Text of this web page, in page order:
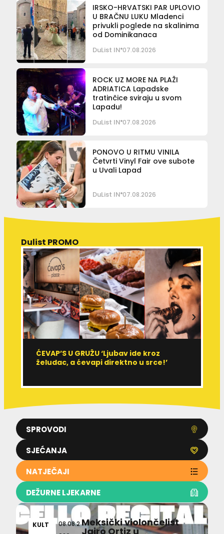
IRSKO-HRVATSKI PAR UPLOVIO
U BRAČNU LUKU Mladenci
privukli poglede na skalinima
od Dominikanaca
DuList IN 07.08.2026
ROCK UZ MORE NA PLAŽI
ADRIATICA Lapadske
tratinčice sviraju u svom
Lapadu!
DuList IN 07.08.2026
PONOVO U RITMU VINILA
Četvrti Vinyl Fair ove subote
u Uvali Lapad
DuList IN 07.08.2026
SPROVODI
SJEĆANJA
NATJEČAJI
DEŽURNE LJEKARNE
Dulist PROMO
ĆEVAP’S U GRUŽU ‘Ljubav ide kroz
želudac, a ćevapi direktno u srce!’
KULT
08.08.2Meksički violončelist
Jairo Ortiz u